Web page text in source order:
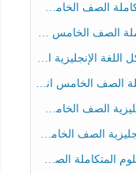
عام الفصل الثالث
انسبير الفصل الثالث
انسبير الفصل الثالث
الخامس الفصل الثالث
عام الفصل الثالث